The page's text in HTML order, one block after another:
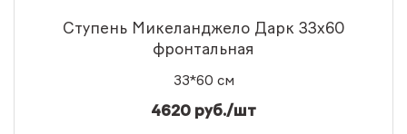
Ступень Микеланджело Дарк 33x60
фронтальная
33*60 см
4620 руб./шт